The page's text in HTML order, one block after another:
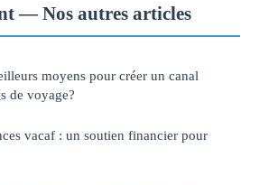
— Nos autres articles
moyens pour créer un canal
de voyage?
vacaf : un soutien financier pour